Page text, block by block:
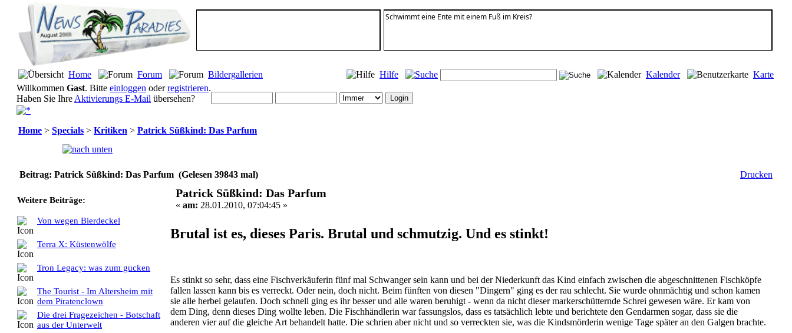
Schwimmt eine Ente mit einem Fuß im Kreis?
Home Forum Bildergallerien Hilfe Kalender
Karte
Willkommen Gast. Bitte einloggen oderregistrieren.
Haben Sie Ihre Aktivierungs E-Mail übersehen?
Home > Specials > Kritiken > Patrick Süßkind: Das Parfum
Beitrag: Patrick Süßkind: Das Parfum (Gelesen 39843 mal) Drucken
Weitere Beiträge:
Von wegen Bierdeckel
Terra X: Küstenwölfe
Tron Legacy: was zum gucken
The Tourist - Im Altersheim mit
dem Piratenclown
Die drei Fragezeichen - Botschaft
aus der Unterwelt
Patrick Süßkind: Das Parfum
« am: 28.01.2010, 07:04:45 »
Brutal ist es, dieses Paris. Brutal und schmutzig. Und es stinkt!
Es stinkt so sehr, dass eine Fischverkäuferin fünf mal Schwanger sein kann und bei der Niederkunft das Kind einfach zwischen die abgeschnittenen Fischköpfe
fallen lassen kann bis es verreckt. Oder nein, doch nicht. Beim fünften von diesen "Dingern" ging es der rau schlecht. Sie wurde ohnmächtig und schon kamen
sie alle herbei gelaufen. Doch schnell ging es ihr besser und alle waren beruhigt - wenn da nicht dieser markerschütternde Schrei gewesen wäre. Er kam von
dem Ding, denn dieses Ding wollte leben. Die Fischhändlerin war fassungslos, dass es tatsächlich lebte und berichtete den Gendarmen sogar, dass sie die
anderen vier auf die gleiche Art behandelt hatte. Die schrien aber nicht und so verreckten sie, was die Kindsmörderin wenige Tage später an den Galgen brachte.